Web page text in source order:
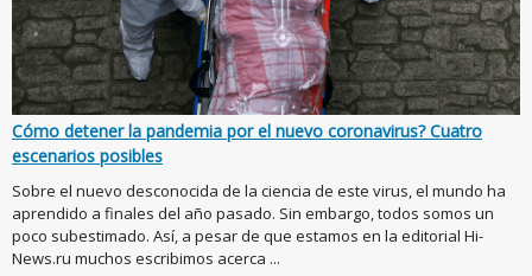
Cómo detener la pandemia por el nuevo coronavirus? Cuatro
escenarios posibles
Sobre el nuevo desconocida de la ciencia de este virus, el mundo ha
aprendido a finales del año pasado. Sin embargo, todos somos un
poco subestimado. Así, a pesar de que estamos en la editorial Hi-
News.ru muchos escribimos acerca ...